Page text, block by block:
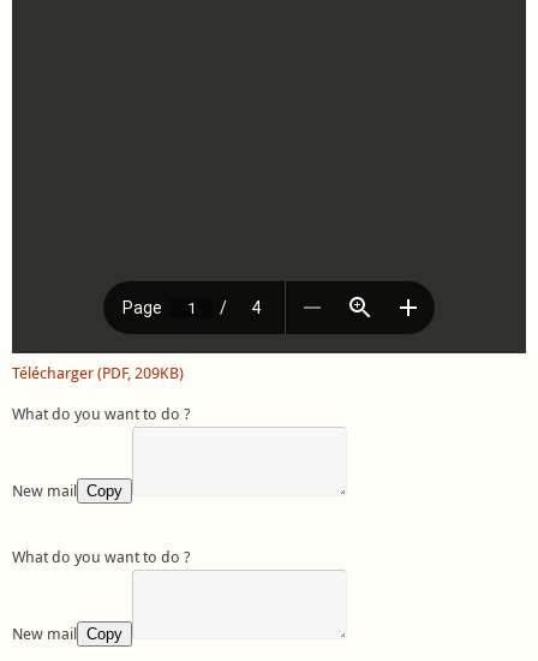
Télécharger (PDF, 209KB)
What do you want to do ?
New mail Copy
What do you want to do ?
New mail Copy